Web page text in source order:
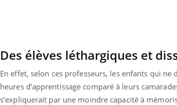
Des élèves léthargiques et
En effet, selon ces professeurs, les enfants qui
heures d’apprentissage comparé à leurs
s’expliquerait par une moindre capacité à